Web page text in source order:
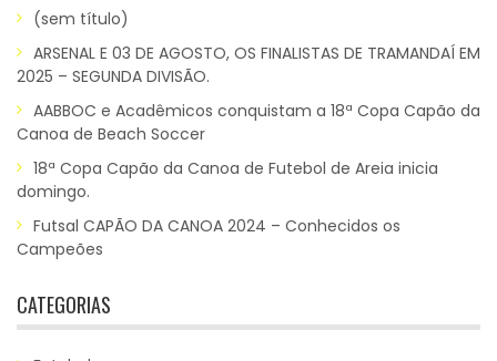
(sem título)
ARSENAL E 03 DE AGOSTO, OS FINALISTAS DE TRAMANDAÍ EM
2025 – SEGUNDA DIVISÃO.
AABBOC e Acadêmicos conquistam a 18ª Copa Capão da
Canoa de Beach Soccer
18ª Copa Capão da Canoa de Futebol de Areia inicia
domingo.
Futsal CAPÃO DA CANOA 2024 – Conhecidos os
Campeões
CATEGORIAS